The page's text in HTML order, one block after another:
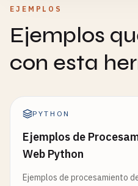
EJEMPLOS
Ejemplos
con esta
PYTHON
Ejemplos de
Web Python
Ejemplos de procesamiento